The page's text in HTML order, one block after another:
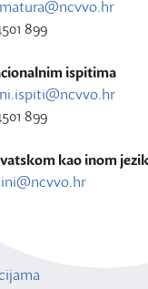
899
ispitima
899
kao inom